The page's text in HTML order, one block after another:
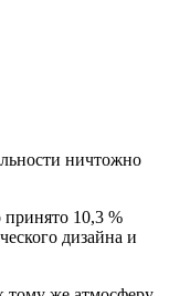
ничтожно
принято 10,3 %
дизайна и